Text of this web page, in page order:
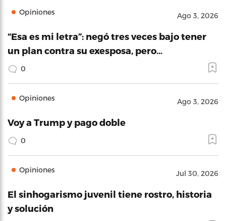
Opiniones Ago 3, 2026
“Esa es mi letra”: negó tres veces bajo tener
un plan contra su exesposa, pero…
0
Opiniones Ago 3, 2026
Voy a Trump y pago doble
0
Opiniones Jul 30, 2026
El sinhogarismo juvenil tiene rostro, historia
y solución